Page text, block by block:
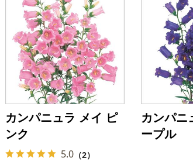
カンパニュラ メイ ピ
ンク
5.0 （2）
カンパニ
ープル